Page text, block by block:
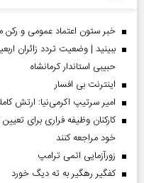
خبر ستون اعتماد عمومی و
ببینید | وضعیت تردد زائران
حبیبی استاندار کرمانشاه
اینترنت بی افسار
امیر سرتیپ اکرمی‌نیا: ارتش
کارکنان وظیفه فراری برای
خود مراجعه کنند
زورآزمایی اتمی ترامپ
کفگیر رهگیر به ته دیگ خورد